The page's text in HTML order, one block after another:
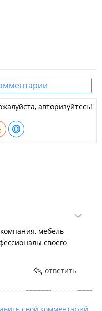
авторизуйтесь!
мебель
своего
ответить